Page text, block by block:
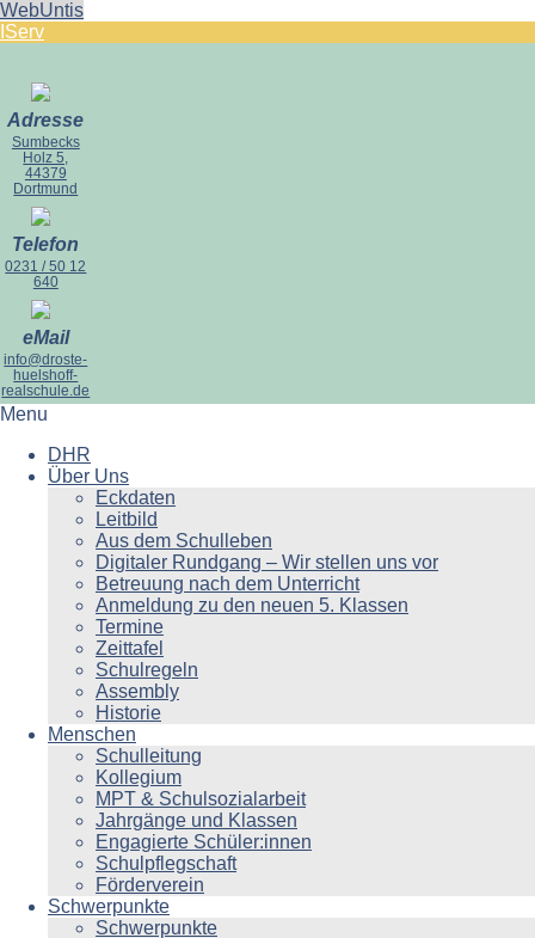
WebUntis
IServ
Adresse
Sumbecks
Holz 5,
44379
Dortmund
Telefon
0231 / 50 12
640
eMail
info@droste-
huelshoff-
realschule.de
Menu
DHR
Über Uns
Eckdaten
Leitbild
Aus dem Schulleben
Digitaler Rundgang – Wir stellen uns vor
Betreuung nach dem Unterricht
Anmeldung zu den neuen 5. Klassen
Termine
Zeittafel
Schulregeln
Assembly
Historie
Menschen
Schulleitung
Kollegium
MPT & Schulsozialarbeit
Jahrgänge und Klassen
Engagierte Schüler:innen
Schulpflegschaft
Förderverein
Schwerpunkte
Schwerpunkte